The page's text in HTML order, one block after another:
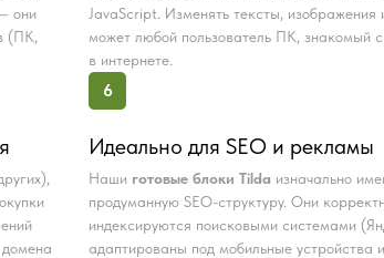
они
(ПК,
JavaScript. Изменять тексты, изображения
может любой пользователь ПК, знакомый
в интернете.
Наши готовые блоки Tilda изначально
продуманную SEO-структуру. Они
индексируются поисковыми системами
адаптированы под мобильные устройства
Идеально для SEO и рекламы
6